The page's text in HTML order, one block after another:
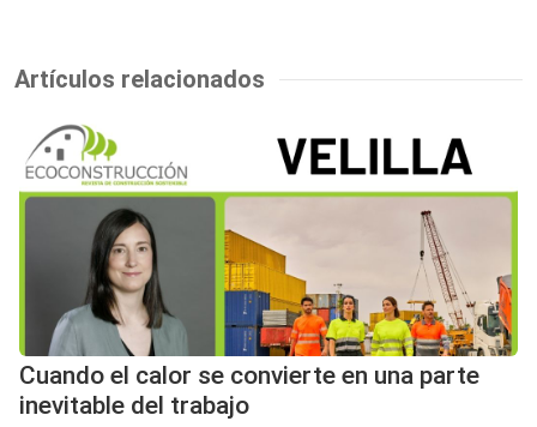
Artículos relacionados
Cuando el calor se convierte en una parte
inevitable del trabajo